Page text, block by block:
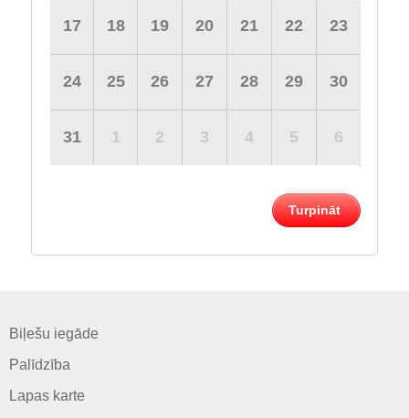
17 18 19 20 21 22 23
24 25 26 27 28 29 30
31 1 2 3 4 5 6
Turpināt
Biļešu iegāde
Palīdzība
Lapas karte